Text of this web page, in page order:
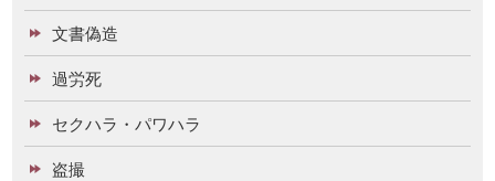
文書偽造
過労死
セクハラ・パワハラ
盗撮